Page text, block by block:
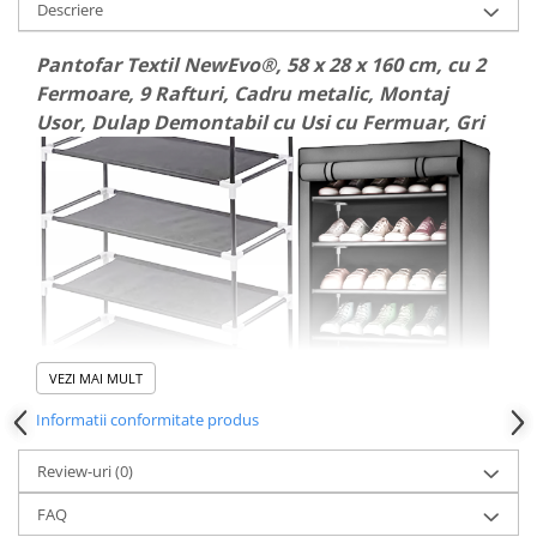
Descriere
Pantofar Textil NewEvo®, 58 x 28 x 160 cm, cu 2
Fermoare, 9 Rafturi, Cadru metalic, Montaj
Usor, Dulap Demontabil cu Usi cu Fermuar, Gri
VEZI MAI MULT
Informatii conformitate produs
Review-uri(0)
FAQ